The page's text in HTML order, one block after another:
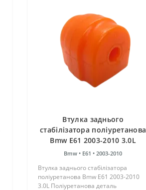
Втулка заднього
стабілізатора поліуретанова
Bmw E61 2003-2010 3.0L
Bmw • E61 •2003-2010
Втулка заднього стабілізатора
поліуретанова Bmw E61 2003-2010
3.0L Поліуретанова деталь